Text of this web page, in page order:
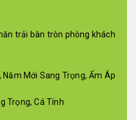
trải bàn tròn phòng khách
Năm Mới Sang Trọng, Ấm Áp
Trọng, Cá Tính